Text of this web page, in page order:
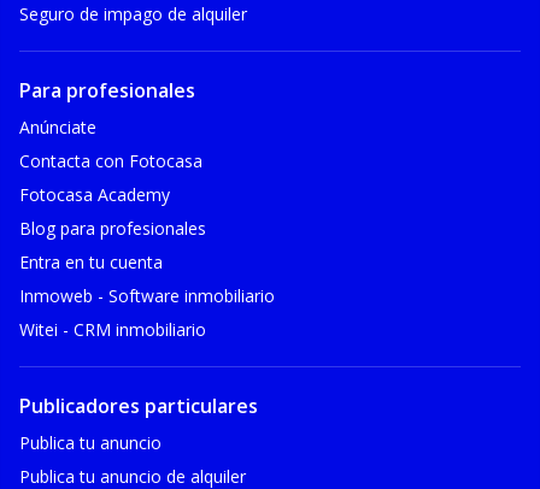
Seguro de impago de alquiler
Para profesionales
Anúnciate
Contacta con Fotocasa
Fotocasa Academy
Blog para profesionales
Entra en tu cuenta
Inmoweb - Software inmobiliario
Witei - CRM inmobiliario
Publicadores particulares
Publica tu anuncio
Publica tu anuncio de alquiler